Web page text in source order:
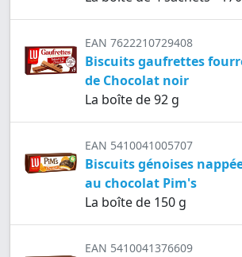
EAN 7622210729408
Biscuits gaufrettes
de Chocolat noir
La boîte de 92 g
EAN 5410041005707
Biscuits génoises
au chocolat Pim's
La boîte de 150 g
EAN 5410041376609